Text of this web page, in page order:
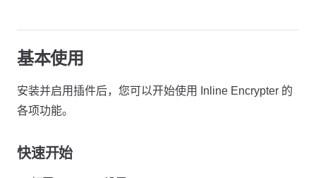
基本使用
安装并启用插件后，您可以开始使用 Inline Encrypter 的
各项功能。
快速开始